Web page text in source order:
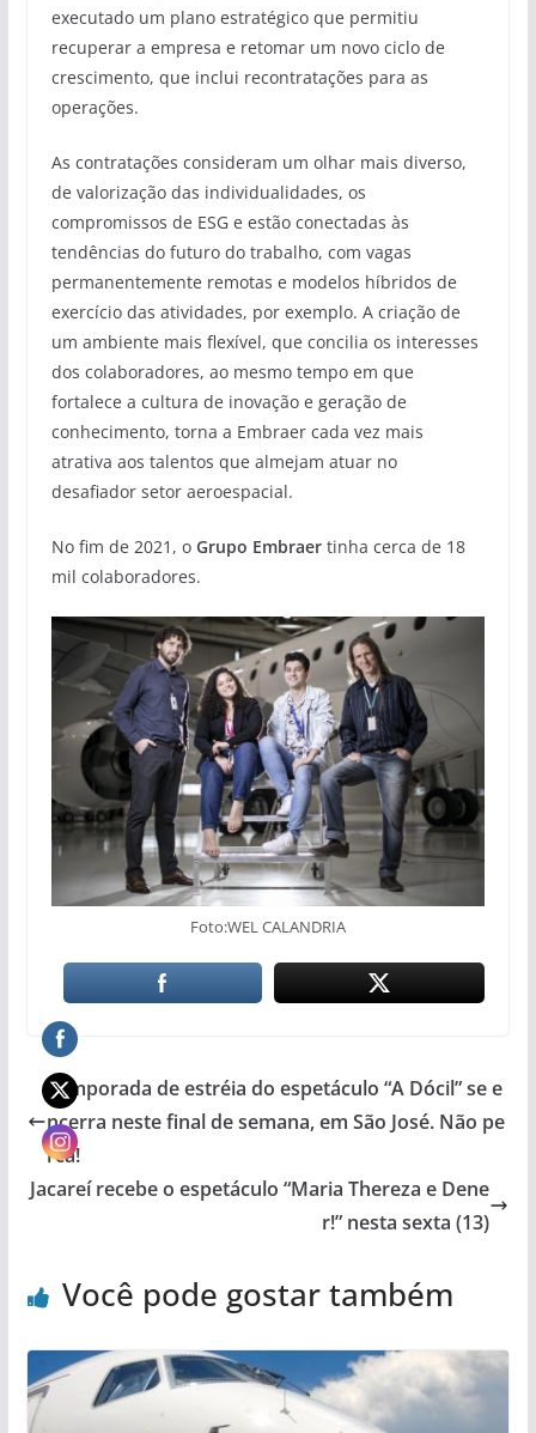
executado um plano estratégico que permitiu
recuperar a empresa e retomar um novo ciclo de
crescimento, que inclui recontratações para as
operações.
As contratações consideram um olhar mais diverso,
de valorização das individualidades, os
compromissos de ESG e estão conectadas às
tendências do futuro do trabalho, com vagas
permanentemente remotas e modelos híbridos de
exercício das atividades, por exemplo. A criação de
um ambiente mais flexível, que concilia os interesses
dos colaboradores, ao mesmo tempo em que
fortalece a cultura de inovação e geração de
conhecimento, torna a Embraer cada vez mais
atrativa aos talentos que almejam atuar no
desafiador setor aeroespacial.
No fim de 2021, o Grupo Embraertinha cerca de 18
mil colaboradores.
Foto:WEL CALANDRIA
Temporada de estréia do espetáculo “A Dócil” se e
ncerra neste final de semana, em São José. Não pe
rca!
Jacareí recebe o espetáculo “Maria Thereza e Dene
r!” nesta sexta (13)
Você pode gostar também